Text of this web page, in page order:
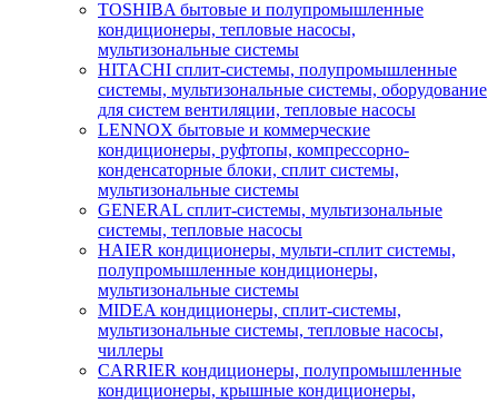
TOSHIBA бытовые и полупромышленные
кондиционеры, тепловые насосы,
мультизональные системы
HITACHI сплит-системы, полупромышленные
системы, мультизональные системы, оборудование
для систем вентиляции, тепловые насосы
LENNOX бытовые и коммерческие
кондиционеры, руфтопы, компрессорно-
конденсаторные блоки, сплит системы,
мультизональные системы
GENERAL сплит-системы, мультизональные
системы, тепловые насосы
HAIER кондиционеры, мульти-сплит системы,
полупромышленные кондиционеры,
мультизональные системы
MIDEA кондиционеры, сплит-системы,
мультизональные системы, тепловые насосы,
чиллеры
CARRIER кондиционеры, полупромышленные
кондиционеры, крышные кондиционеры,